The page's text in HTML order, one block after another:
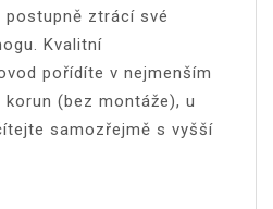
postupně ztrácí své
Kvalitní
pořídíte v nejmenším
(bez montáže), u
samozřejmě s vyšší